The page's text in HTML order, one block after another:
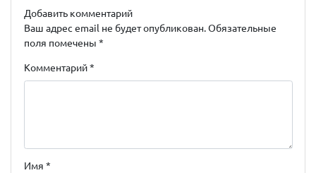
Добавить комментарий
Ваш адрес email не будет опубликован. Обязательные
поля помечены *
Комментарий*
Имя *